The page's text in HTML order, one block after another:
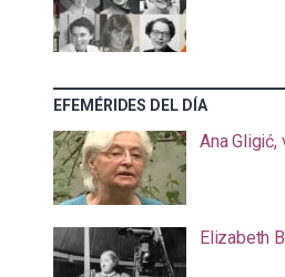
EFEMÉRIDES DEL DÍA
Ana Gligić,
Elizabeth